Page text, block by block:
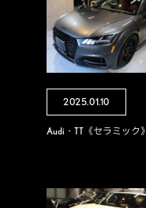
2025.01.10
Audi・TT《セラミック》